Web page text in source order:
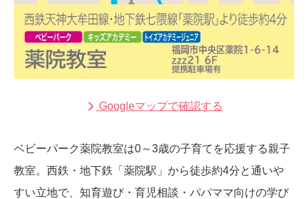
Googleマップで確認する
ベビーパーク薬院教室は0～3歳の子育てを応援する親子
教室。西鉄・地下鉄「薬院駅」から徒歩約4分と通いや
すい立地で、知育遊び・育児相談・パパママ向けの学び